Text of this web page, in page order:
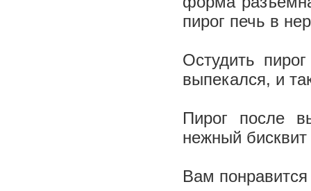
пирог печь в
Остудить
выпекался, и
Пирог после
нежный
Вам понравится